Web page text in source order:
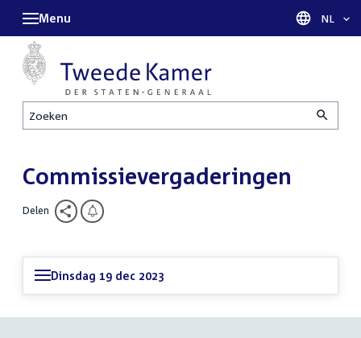
Zoeken
Menu Taal
NL
Commissievergaderingen
Delen
Dinsdag 19 dec 2023